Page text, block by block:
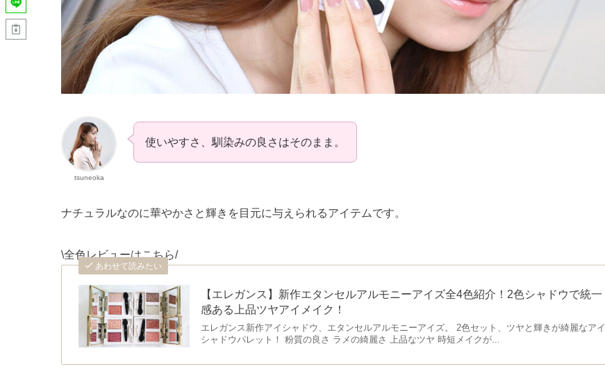
tsuneoka
使いやすさ、馴染みの良さはそのまま。
ナチュラルなのに華やかさと輝きを目元に与えられるアイテムです。
\全色レビューはこちら/
あわせて読みたい
【エレガンス】新作エタンセルアルモニーアイズ全4色紹介！2色シャドウで統一
感ある上品ツヤアイメイク！
エレガンス新作アイシャドウ、エタンセルアルモニーアイズ。 2色セット、ツヤと輝きが綺麗なアイ
シャドウパレット！ 粉質の良さ ラメの綺麗さ 上品なツヤ 時短メイクが...